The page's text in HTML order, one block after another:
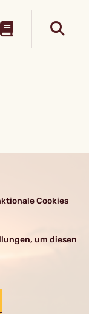
Cookies
um diesen